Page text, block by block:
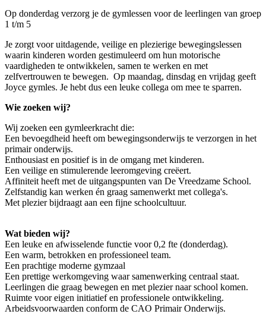
Op donderdag verzorg je de gymlessen voor de leerlingen van groep
1 t/m 5
Je zorgt voor uitdagende, veilige en plezierige bewegingslessen
waarin kinderen worden gestimuleerd om hun motorische
vaardigheden te ontwikkelen, samen te werken en met
zelfvertrouwen te bewegen. Op maandag, dinsdag en vrijdag geeft
Joyce gymles. Je hebt dus een leuke collega om mee te sparren.
Wie zoeken wij?
Wij zoeken een gymleerkracht die:
Een bevoegdheid heeft om bewegingsonderwijs te verzorgen in het
primair onderwijs.
Enthousiast en positief is in de omgang met kinderen.
Een veilige en stimulerende leeromgeving creëert.
Affiniteit heeft met de uitgangspunten van De Vreedzame School.
Zelfstandig kan werken én graag samenwerkt met collega's.
Met plezier bijdraagt aan een fijne schoolcultuur.
Wat bieden wij?
Een leuke en afwisselende functie voor 0,2 fte (donderdag).
Een warm, betrokken en professioneel team.
Een prachtige moderne gymzaal
Een prettige werkomgeving waar samenwerking centraal staat.
Leerlingen die graag bewegen en met plezier naar school komen.
Ruimte voor eigen initiatief en professionele ontwikkeling.
Arbeidsvoorwaarden conform de CAO Primair Onderwijs.